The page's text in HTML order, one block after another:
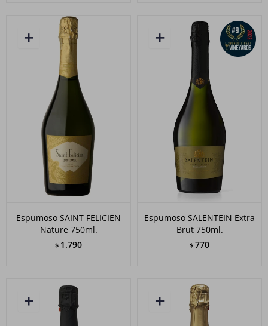
Espumoso SAINT FELICIEN
Nature 750ml.
$ 1.790
Espumoso SALENTEIN Extra
Brut 750ml.
$ 770